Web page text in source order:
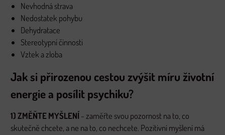
Nevhodná strava
Nedostatek pohybu
Dehydratace
Stereotypní činnosti
Vztek a zloba
Jak si přirozenou cestou zvýšit míru životní
energie a posílit psychiku?
1) ZMĚŇTE MYŠLENÍ - zaměřte svou pozornost na to, co
skutečně chcete, a ne na to, co nechcete. Pozitivní myšlení má